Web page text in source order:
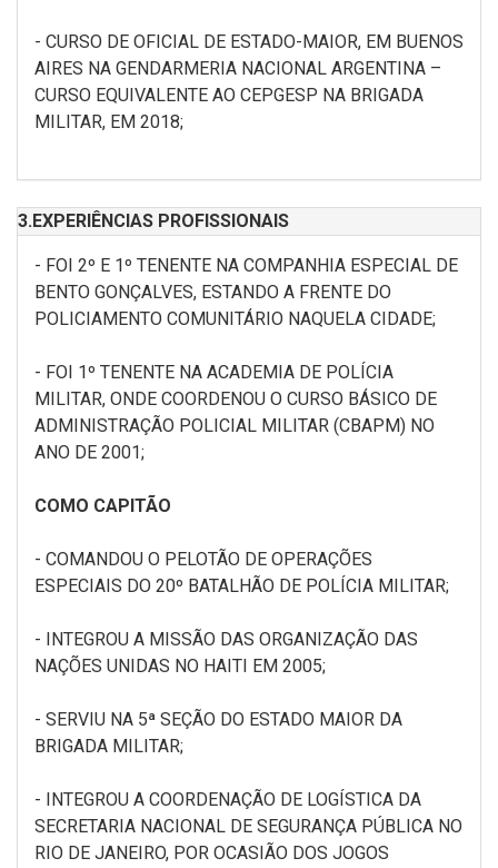
- CURSO DE OFICIAL DE ESTADO-MAIOR, EM BUENOS
AIRES NA GENDARMERIA NACIONAL ARGENTINA –
CURSO EQUIVALENTE AO CEPGESP NA BRIGADA
MILITAR, EM 2018;
3.EXPERIÊNCIAS PROFISSIONAIS
- FOI 2º E 1º TENENTE NA COMPANHIA ESPECIAL DE
BENTO GONÇALVES, ESTANDO A FRENTE DO
POLICIAMENTO COMUNITÁRIO NAQUELA CIDADE;
- FOI 1º TENENTE NA ACADEMIA DE POLÍCIA
MILITAR, ONDE COORDENOU O CURSO BÁSICO DE
ADMINISTRAÇÃO POLICIAL MILITAR (CBAPM) NO
ANO DE 2001;
COMO CAPITÃO
- COMANDOU O PELOTÃO DE OPERAÇÕES
ESPECIAIS DO 20º BATALHÃO DE POLÍCIA MILITAR;
- INTEGROU A MISSÃO DAS ORGANIZAÇÃO DAS
NAÇÕES UNIDAS NO HAITI EM 2005;
- SERVIU NA 5ª SEÇÃO DO ESTADO MAIOR DA
BRIGADA MILITAR;
- INTEGROU A COORDENAÇÃO DE LOGÍSTICA DA
SECRETARIA NACIONAL DE SEGURANÇA PÚBLICA NO
RIO DE JANEIRO, POR OCASIÃO DOS JOGOS